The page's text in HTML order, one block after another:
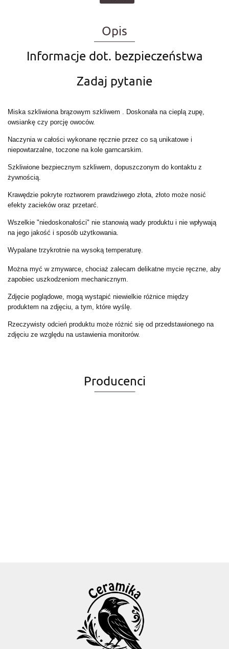
Opis
Informacje dot. bezpieczeństwa
Zadaj pytanie
Miska szkliwiona brązowym szkliwem . Doskonała na cieplą zupę,
owsiankę czy porcję owoców.
Naczynia w całości wykonane ręcznie przez co są unikatowe i
niepowtarzalne, toczone na kole garncarskim.
Szkliwione bezpiecznym szkliwem, dopuszczonym do kontaktu z
żywnością.
Krawędzie pokryte roztworem prawdziwego złota, złoto może nosić
efekty zacieków oraz przetarć.
Wszelkie "niedoskonałości" nie stanowią wady produktu i nie wpływają
na jego jakość i sposób użytkowania.
Wypalane trzykrotnie na wysoką temperaturę.
Można myć w zmywarce, chociaż zalecam delikatne mycie ręczne, aby
zapobiec uszkodzeniom mechanicznym.
Zdjęcie poglądowe, mogą wystąpić niewielkie różnice między
produktem na zdjęciu, a tym, które wyślę.
Rzeczywisty odcień produktu może różnić się od przedstawionego na
zdjęciu ze względu na ustawienia monitorów.
Producenci